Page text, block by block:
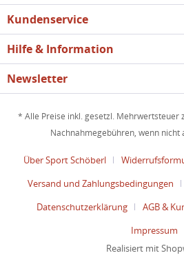
Kundenservice
Hilfe & Information
Newsletter
* Alle Preise inkl. gesetzl. Mehrwertsteuer
Nachnahmegebühren, wenn nicht
Über Sport Schöberl
Versand und Zahlungsbedingungen
Datenschutzerklärung
AGB &
Impressum
Realisiert mit